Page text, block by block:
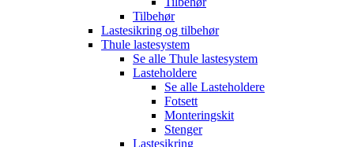
Tilbehør
Lastesikring og tilbehør
Thule lastesystem
Se alle Thule lastesystem
Lasteholdere
Se alle Lasteholdere
Fotsett
Monteringskit
Stenger
Lastesikring